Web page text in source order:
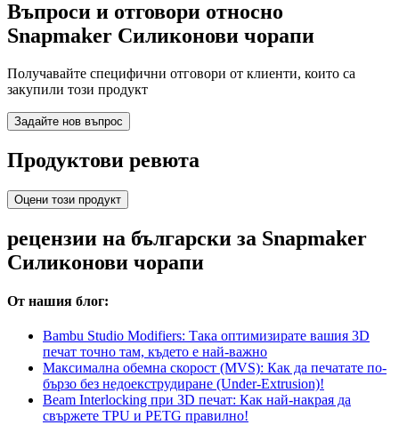
Въпроси и отговори относно
Snapmaker Силиконови чорапи
Получавайте специфични отговори от клиенти, които са
закупили този продукт
Задайте нов въпрос
Продуктови ревюта
Оцени този продукт
рецензии на български за Snapmaker
Силиконови чорапи
От нашия блог:
Bambu Studio Modifiers: Така оптимизирате вашия 3D
печат точно там, където е най-важно
Максимална обемна скорост (MVS): Как да печатате по-
бързо без недоекструдиране (Under-Extrusion)!
Beam Interlocking при 3D печат: Как най-накрая да
свържете TPU и PETG правилно!